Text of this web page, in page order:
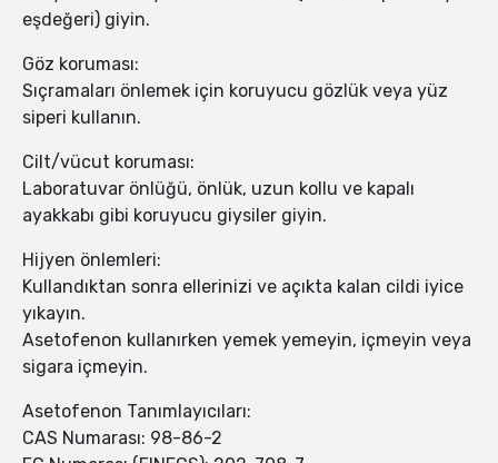
eşdeğeri) giyin.
Göz koruması:
Sıçramaları önlemek için koruyucu gözlük veya yüz
siperi kullanın.
Cilt/vücut koruması:
Laboratuvar önlüğü, önlük, uzun kollu ve kapalı
ayakkabı gibi koruyucu giysiler giyin.
Hijyen önlemleri:
Kullandıktan sonra ellerinizi ve açıkta kalan cildi iyice
yıkayın.
Asetofenon kullanırken yemek yemeyin, içmeyin veya
sigara içmeyin.
Asetofenon Tanımlayıcıları:
CAS Numarası: 98-86-2